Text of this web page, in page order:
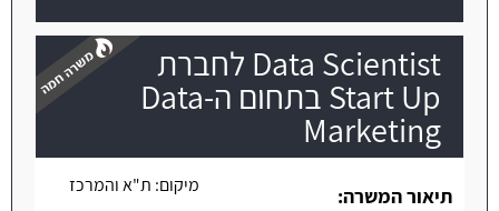
Data Scientist לחברת
Start Up בתחום ה-Data
Marketing
משרה חמה
מיקום: ת"א והמרכז
תיאור המשרה: